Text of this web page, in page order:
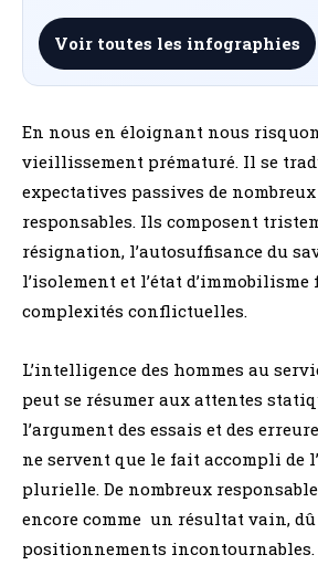
Voir toutes les infographies
En nous en éloignant nous
vieillissement prématuré. Il se
expectatives passives de
responsables. Ils composent
résignation, l’autosuffisance du
l’isolement et l’état d’immobilisme
complexités conflictuelles.
L’intelligence des hommes au
peut se résumer aux attentes
l’argument des essais et des
ne servent que le fait accompli de
plurielle. De nombreux
encore comme un résultat vain, dû
positionnements